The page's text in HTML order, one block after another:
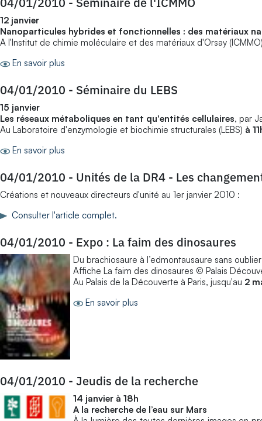
12 janvier
Nanoparticules hybrides et fonctionnelles : des matériaux
A l'Institut de chimie moléculaire et des matériaux d'Orsay
En savoir plus
04/01/2010 - Séminaire du LEBS
15 janvier
Les réseaux métaboliques en tant qu'entités cellulaires, par
Au Laboratoire d'enzymologie et biochimie structurales (LEBS) à
En savoir plus
04/01/2010 - Unités de la DR4 - Les
Créations et nouveaux directeurs d'unité au 1er janvier 2010 :
Consulter l'article complet.
04/01/2010 - Expo : La faim des dinosaures
Du brachiosaure à l’edmontausaure sans
Affiche La faim des dinosaures © Palais
Au Palais de la Découverte à Paris, jusqu'au 2
En savoir plus
04/01/2010 - Jeudis de la recherche
14 janvier à 18h
A la recherche de l’eau sur Mars